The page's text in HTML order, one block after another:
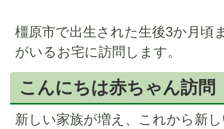
橿原市で出生された生後3か月頃
がいるお宅に訪問します。
こんにちは赤ちゃん訪問
新しい家族が増え、これから新